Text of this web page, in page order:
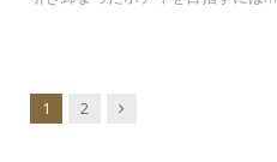
1 2 Next